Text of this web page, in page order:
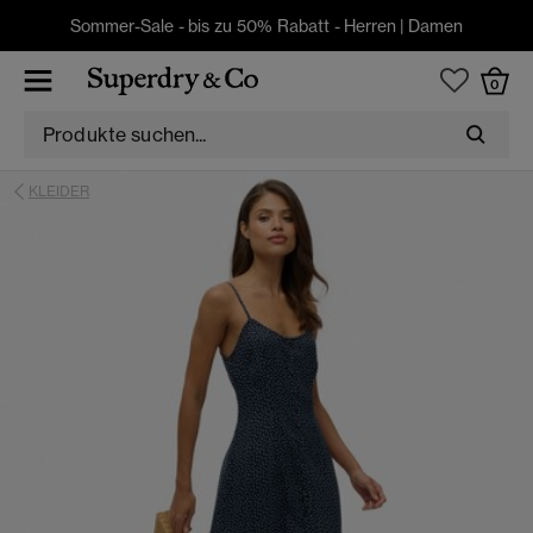
Sommer-Sale - bis zu 50% Rabatt - Herren | Damen
0
KLEIDER